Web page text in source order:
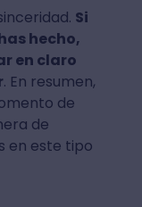
Si
hecho,
en claro
. En resumen,
de
de
en este tipo